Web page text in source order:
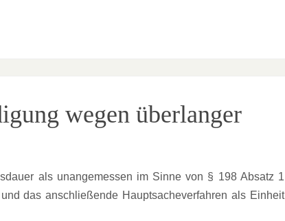
wegen überlanger
als unangemessen im Sinne von § 198 Absatz 1
das anschließende Hauptsacheverfahren als Einheit